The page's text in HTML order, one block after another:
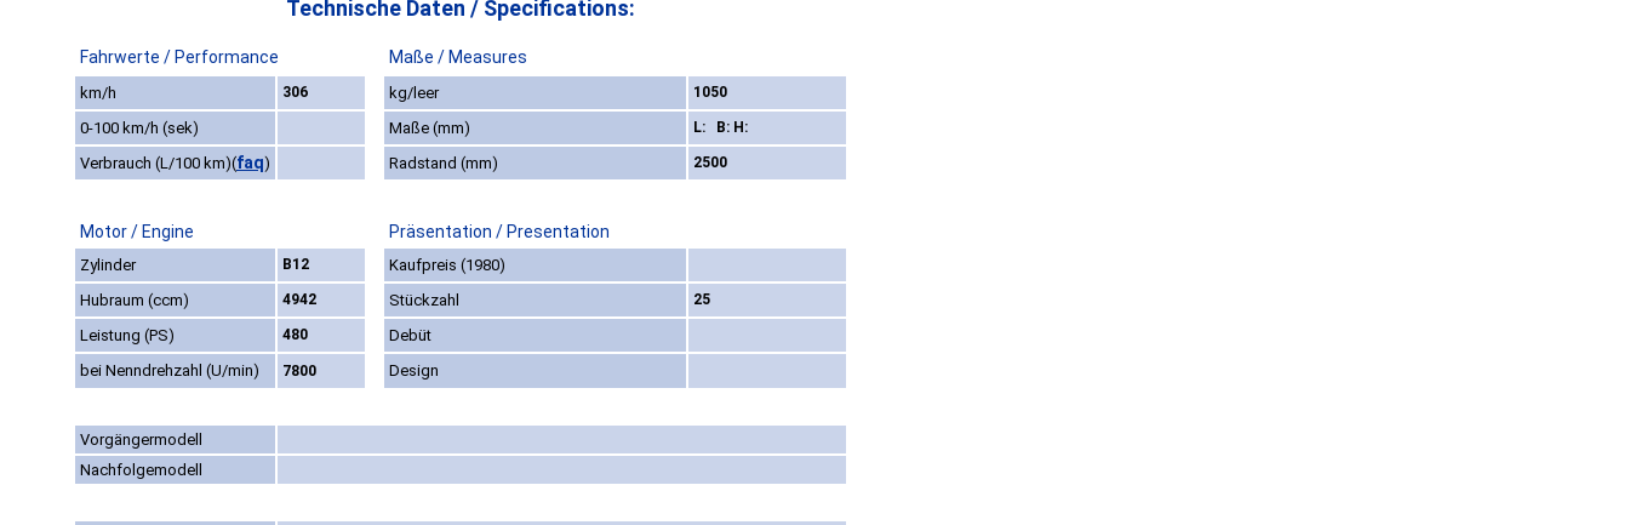
Technische Daten / Specifications:
Fahrwerte / Performance Maße / Measures
km/h 306 kg/leer 1050
0-100 km/h (sek) Maße (mm) L: B: H:
Verbrauch (L/100 km)(faq) Radstand (mm) 2500
Motor / Engine Präsentation / Presentation
Zylinder B12
Kaufpreis (1980)
Hubraum (ccm)
4942 Stückzahl 25
Leistung (PS) 480
Debüt
bei Nenndrehzahl (U/min)
7800 Design
Vorgängermodell
Nachfolgemodell